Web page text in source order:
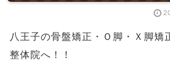
八王子の骨盤矯正・Ｏ脚・Ｘ脚矯
整体院へ！！